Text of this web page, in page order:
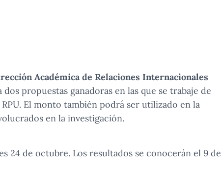
Académica de Relaciones Internacionales
propuestas ganadoras en las que se trabaje de
El monto también podrá ser utilizado en la
en la investigación.
24 de octubre. Los resultados se conocerán el 9 de